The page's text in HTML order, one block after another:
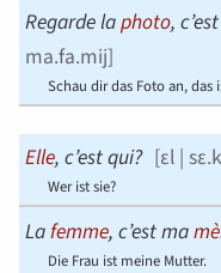
Regarde laphoto,
ma.fa.mij]
Schau dir das Foto an, das
Elle, c’est qui? [ɛl |
Wer ist sie?
Lafemme, c’est ma
Die Frau ist meine Mutter.